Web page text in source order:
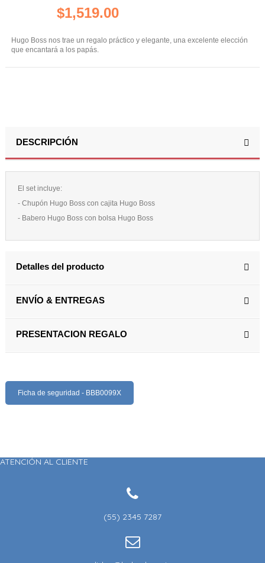
$1,519.00
Hugo Boss nos trae un regalo práctico y elegante, una excelente elección
que encantará a los papás.
DESCRIPCIÓN
El set incluye:
- Chupón Hugo Boss con cajita Hugo Boss
- Babero Hugo Boss con bolsa Hugo Boss
Detalles del producto
ENVÍO & ENTREGAS
PRESENTACION REGALO
Ficha de seguridad - BBB0099X
ATENCIÓN AL CLIENTE
(55) 2345 7287